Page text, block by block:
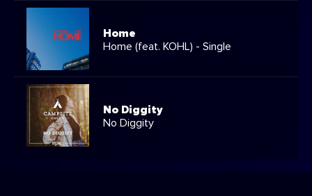
Home
Home (feat. KOHL) - Single
No Diggity
No Diggity